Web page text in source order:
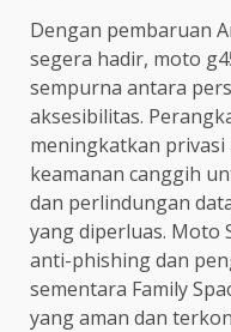
Dengan pembaruan
segera hadir, moto
sempurna antara
aksesibilitas.
meningkatkan
keamanan canggih
dan perlindungan
yang diperluas. Moto
anti-phishing dan
sementara Family
yang aman dan